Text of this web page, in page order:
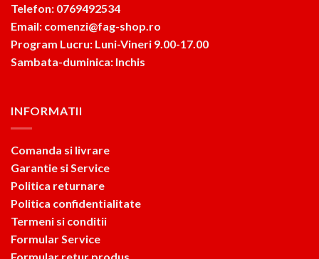
Telefon: 0769492534
Email: comenzi@fag-shop.ro
Program Lucru: Luni-Vineri 9.00-17.00
Sambata-duminica: Inchis
INFORMATII
Comanda si livrare
Garantie si Service
Politica returnare
Politica confidentialitate
Termeni si conditii
Formular Service